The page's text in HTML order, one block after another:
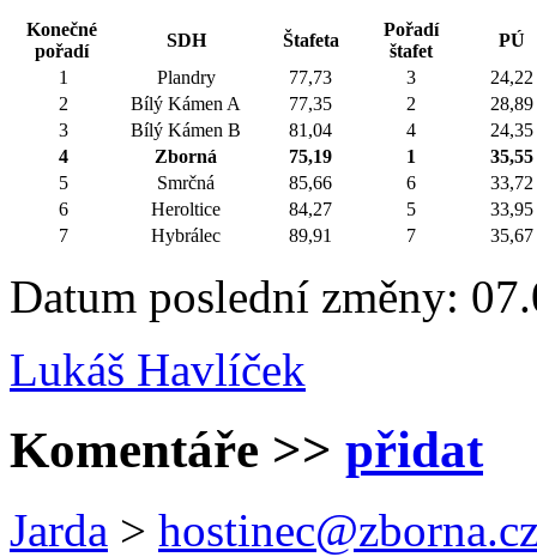
Konečné
pořadí
SDH Štafeta
Pořadí
štafet
PÚ
1
Plandry 77,73 3
24,22
2
Bílý Kámen A 77,35 2
28,89
3
Bílý Kámen B 81,04 4
24,35
4
Zborná 75,19 1
35,55
5
Smrčná 85,66 6
33,72
6
Heroltice 84,27 5
33,95
7
Hybrálec 89,91 7 35,67
Datum poslední změny:
Lukáš Havlíček
Komentáře >> přidat
Jarda >